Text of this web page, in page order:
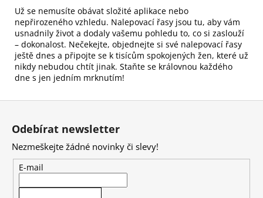
Už se nemusíte obávat složité aplikace nebo
nepřirozeného vzhledu. Nalepovací řasy jsou tu, aby vám
usnadnily život a dodaly vašemu pohledu to, co si zaslouží
– dokonalost. Nečekejte, objednejte si své nalepovací řasy
ještě dnes a připojte se k tisícům spokojených žen, které už
nikdy nebudou chtít jinak. Staňte se královnou každého
dne s jen jedním mrknutím!
Z
Odebírat newsletter
Nezmeškejte žádné novinky či slevy!
E-mail